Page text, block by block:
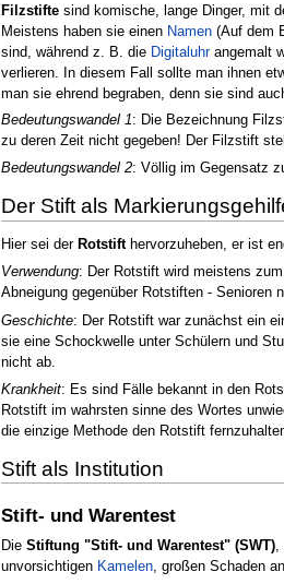
Filzstifte sind komische, lange Dinger, mit
Meistens haben sie einen Namen (Auf dem
sind, während z. B. die Digitaluhrangemalt
verlieren. In diesem Fall sollte man ihnen
man sie ehrend begraben, denn sie sind
Bedeutungswandel 1: Die Bezeichnung
zu deren Zeit nicht gegeben! Der Filzstift
Bedeutungswandel 2: Völlig im Gegensatz
Der Stift als
Hier sei der Rotstifthervorzuheben, er ist
Verwendung: Der Rotstift wird meistens
Abneigung gegenüber Rotstiften - Senioren
Geschichte: Der Rotstift war zunächst ein
sie eine Schockwelle unter Schülern und
nicht ab.
Krankheit: Es sind Fälle bekannt in den
Rotstift im wahrsten sinne des Wortes
die einzige Methode den Rotstift
Stift als Institution
Stift- und Warentest
Die Stiftung "Stift- und Warentest" (SWT),
unvorsichtigen Kamelen, großen Schaden